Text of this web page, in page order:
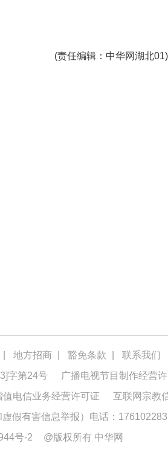
(责任编辑 ：中华网湖北01)
地方招商 豁免条款
联系我们
字第24号
广播电视节目制作经营
值电信业务经营许可证
互联网宗教
假有害信息举报）电话：
号-2
@版权所有 中华网